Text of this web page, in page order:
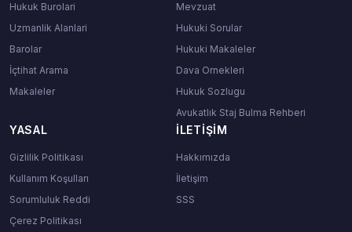
Hukuk Burolari
Uzmanlik Alanlari
Barolar
İçtihat Arama
Makaleler
Mevzuat
Hukuki Sorular
Hukuki Makaleler
Dava Ornekleri
Hukuk Sozlugu
Avukatlık Staj Bulma Rehberi
YASAL
Gizlilik Politikası
Kullanım Koşulları
Sorumluluk Reddi
Çerez Politikası
İLETIŞIM
Hakkımızda
İletişim
SSS